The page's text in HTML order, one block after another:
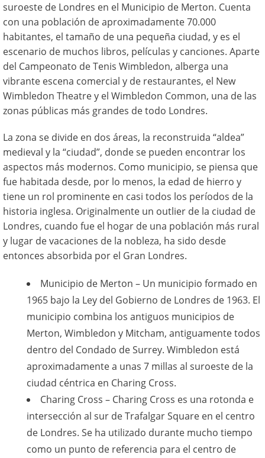
suroeste de Londres en el Municipio de Merton. Cuenta
con una población de aproximadamente 70.000
habitantes, el tamaño de una pequeña ciudad, y es el
escenario de muchos libros, películas y canciones. Aparte
del Campeonato de Tenis Wimbledon, alberga una
vibrante escena comercial y de restaurantes, el New
Wimbledon Theatre y el Wimbledon Common, una de las
zonas públicas más grandes de todo Londres.
La zona se divide en dos áreas, la reconstruida “aldea”
medieval y la “ciudad”, donde se pueden encontrar los
aspectos más modernos. Como municipio, se piensa que
fue habitada desde, por lo menos, la edad de hierro y
tiene un rol prominente en casi todos los períodos de la
historia inglesa. Originalmente un outlier de la ciudad de
Londres, cuando fue el hogar de una población más rural
y lugar de vacaciones de la nobleza, ha sido desde
entonces absorbida por el Gran Londres.
Municipio de Merton – Un municipio formado en
1965 bajo la Ley del Gobierno de Londres de 1963. El
municipio combina los antiguos municipios de
Merton, Wimbledon y Mitcham, antiguamente todos
dentro del Condado de Surrey. Wimbledon está
aproximadamente a unas 7 millas al suroeste de la
ciudad céntrica en Charing Cross.
Charing Cross – Charing Cross es una rotonda e
intersección al sur de Trafalgar Square en el centro
de Londres. Se ha utilizado durante mucho tiempo
como un punto de referencia para el centro de